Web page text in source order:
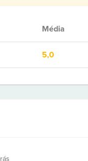
Média
5,0